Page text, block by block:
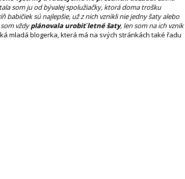
som ju od bývalej spolužiačky, ktorá doma trošku
babičiek sú najlepšie, už z nich vznikli nie jedny šaty alebo
vždyplánovala urobiť letné šaty, len som na ich vznik
mladá blogerka, která má na svých stránkách také řadu